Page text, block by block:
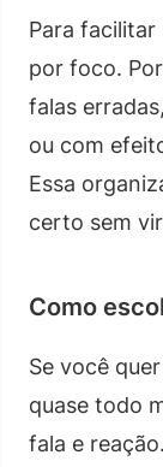
Para facilitar
por foco.
falas
ou com
Essa
certo sem
Como
Se você
quase todo
fala e